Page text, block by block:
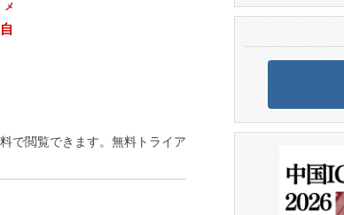
メ
自
で閲覧できます。無料トライア